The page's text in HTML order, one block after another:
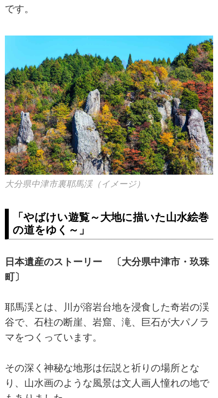
です。
大分県中津市裏耶馬渓（イメージ）
「やばけい遊覧～大地に描いた山水絵巻
の道をゆく～」
日本遺産のストーリー 〔大分県中津市・玖珠
町〕
耶馬渓とは、川が溶岩台地を浸食した奇岩の渓
谷で、石柱の断崖、岩窟、滝、巨石が大パノラ
マをつくっています。
その深く神秘な地形は伝説と祈りの場所とな
り、山水画のような風景は文人画人憧れの地で